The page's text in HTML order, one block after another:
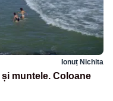
Ionuț Nichita
muntele. Coloane